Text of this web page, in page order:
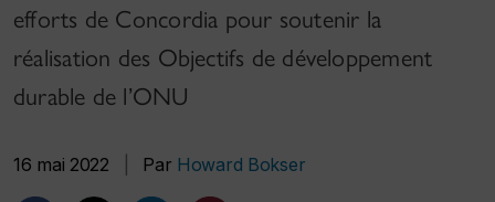
efforts de Concordia pour soutenir la
réalisation des Objectifs de développement
durable de l’ONU
16 mai 2022 Par Howard Bokser